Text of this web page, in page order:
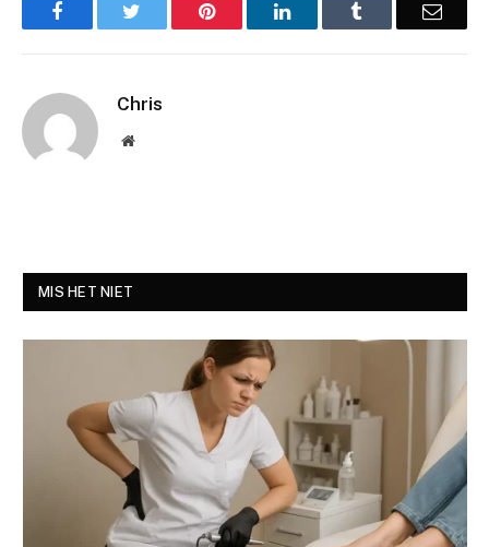
Facebook Pinterest LinkedIn Email
Chris
Website
MIS HET NIET